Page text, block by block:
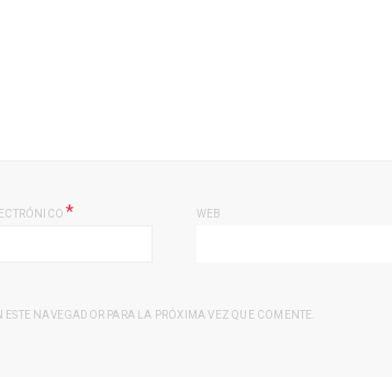
* WEB
NAVEGADOR PARA LA PRÓXIMA VEZ QUE COMENTE.